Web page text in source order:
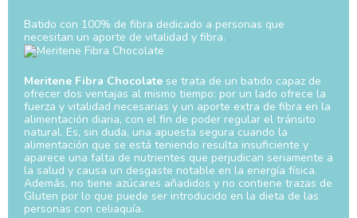
Batido con 100% de fibra dedicado a personas que
necesitan un aporte de vitalidad y fibra.
Meritene Fibra Chocolate se trata de un batido capaz de
ofrecer dos ventajas al mismo tiempo: por un lado ofrece la
fuerza y vitalidad necesarias y un aporte extra de fibra en la
alimentación diaria, con el fin de poder regular el tránsito
natural. Es, sin duda, una apuesta segura cuando la
alimentación que se está teniendo resulta insuficiente y
aparece una falta de nutrientes que perjudican seriamente a
la salud y causa un desgaste notable en la energía física.
Además, no tiene azúcares añadidos y no contiene trazas de
Gluten por lo que puede ser introducido en la dieta de las
personas con celiaquía.